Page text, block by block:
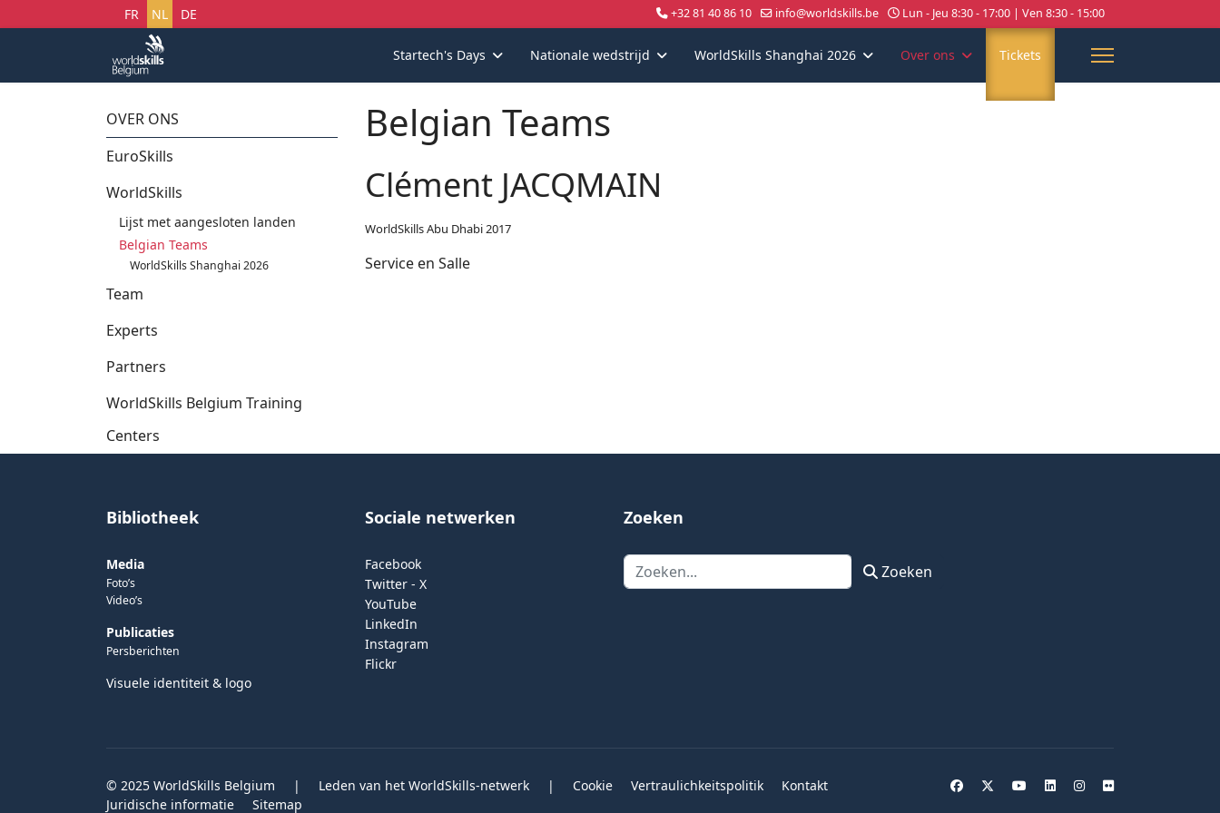
Selecteer uw taal
FR NL DE +32 81 40 86 10 info@worldskills.be Lun - Jeu 8:30 - 17:00 | Ven 8:30 - 15:00
Startech's Days Nationale wedstrijd WorldSkills Shanghai 2026 Over ons Tickets
OVER ONS
EuroSkills
WorldSkills
Lijst met aangesloten landen
Belgian Teams
WorldSkills Shanghai 2026
Team
Experts
Partners
WorldSkills Belgium Training
Centers
Belgian Teams
Clément JACQMAIN
WorldSkills Abu Dhabi 2017
Service en Salle
Bibliotheek
Media
Foto’s
Video’s
Publicaties
Persberichten
Visuele identiteit & logo
Sociale netwerken
Facebook
Twitter - X
YouTube
LinkedIn
Instagram
Flickr
Zoeken
Zoeken Zoeken
© 2025 WorldSkills Belgium | Leden van het WorldSkills-netwerk | Cookie Vertraulichkeitspolitik
Kontakt
Juridische informatie
Sitemap